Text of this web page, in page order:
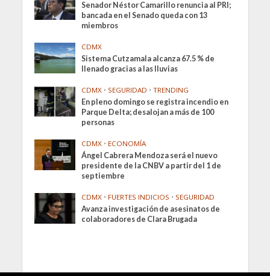
Senador Néstor Camarillo renuncia al PRI;
bancada en el Senado queda con 13
miembros
CDMX
Sistema Cutzamala alcanza 67.5 % de
llenado gracias a las lluvias
CDMX • SEGURIDAD • TRENDING
En pleno domingo se registra incendio en
Parque Delta; desalojan a más de 100
personas
CDMX • ECONOMÍA
Ángel Cabrera Mendoza será el nuevo
presidente de la CNBV a partir del 1 de
septiembre
CDMX • FUERTES INDICIOS • SEGURIDAD
Avanza investigación de asesinatos de
colaboradores de Clara Brugada